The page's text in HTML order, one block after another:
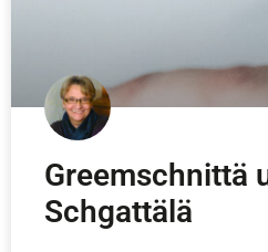
Greemschnittä
Schgattälä